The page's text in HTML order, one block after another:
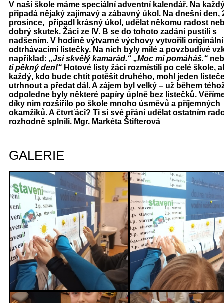
V naší škole máme speciální adventní kalendář. Na
připadá nějaký zajímavý a zábavný úkol. Na dnešní den,
prosince, připadl krásný úkol, udělat někomu radost
dobrý skutek. Žáci ze IV. B se do tohoto zadání pustili s
nadšením. V hodině výtvarné výchovy vytvořili
odtrhávacími lístečky. Na nich byly milé a povzbudivé
například: „Jsi skvělý kamarád.“ „Moc mi pomáháš.“
ti pěkný den!“ Hotové listy žáci rozmístili po celé škole,
každý, kdo bude chtít potěšit druhého, mohl jeden
utrhnout a předat dál. A zájem byl velký – už během
odpoledne byly některé papíry úplně bez lístečků.
díky nim rozšířilo po škole mnoho úsměvů a příjemných
okamžiků. A čtvrťáci? Ti si své přání udělat ostatním
rozhodně splnili. Mgr. Markéta Štifterová
GALERIE